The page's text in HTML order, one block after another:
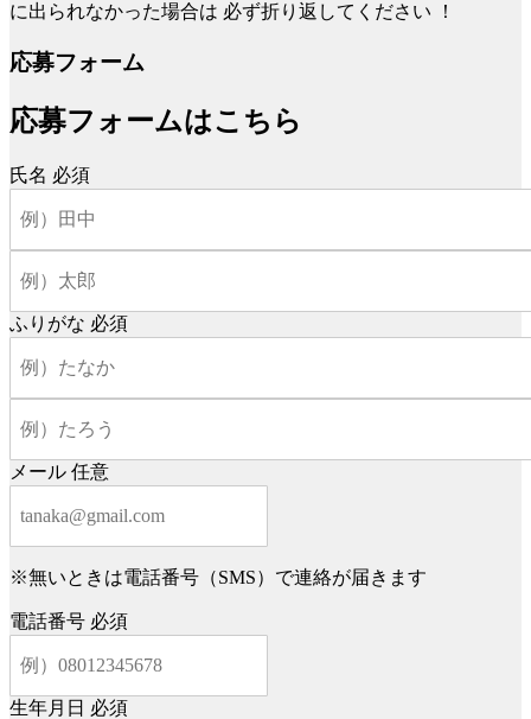
に出られなかった場合は 必ず折り返してください ！
応募フォーム
応募フォームはこちら
氏名 必須
ふりがな 必須
メール 任意
※無いときは電話番号（SMS）で連絡が届きます
電話番号 必須
生年月日 必須